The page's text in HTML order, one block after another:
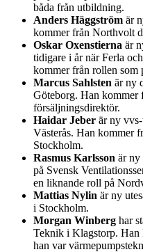
båda från utbildning.
Anders Häggström är
kommer från Northvolt
Oskar Oxenstierna är
tidigare i år när Ferla
kommer från rollen som
Marcus Sahlsten är ny
Göteborg. Han kommer
försäljningsdirektör.
Haidar Jeber är ny
Västerås. Han kommer
Stockholm.
Rasmus Karlsson är ny
på Svensk
en liknande roll på
Mattias Nylin är ny
i Stockholm.
Morgan Winberg har
Teknik i Klagstorp. Han
han var